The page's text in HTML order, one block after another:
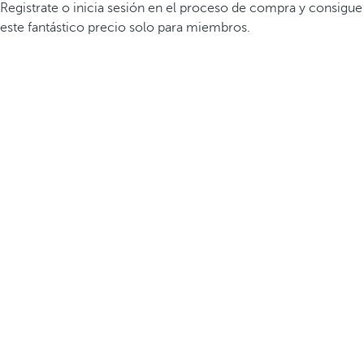
Registrate o inicia sesión en el proceso de compra y consigue
este fantástico precio solo para miembros.